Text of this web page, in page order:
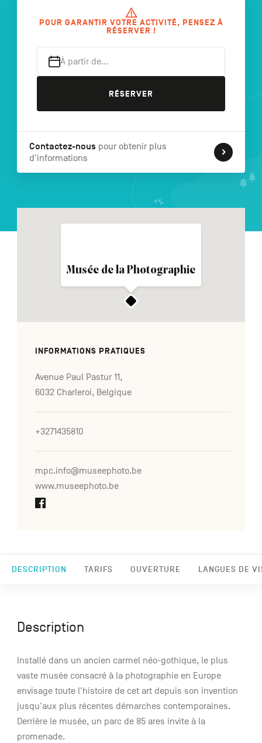
POUR GARANTIR VOTRE ACTIVITÉ, PENSEZ À
RÉSERVER !
À partir de…
RÉSERVER
Contactez-nous pour obtenir plus
d'informations
DESCRIPTION TARIFS OUVERTURE LANGUES DE
Musée de la Photographie
INFORMATIONS PRATIQUES
Avenue Paul Pastur 11,
6032 Charleroi, Belgique
+3271435810
mpc.info@museephoto.be
www.museephoto.be
Description
Installé dans un ancien carmel néo-gothique, le plus
vaste musée consacré à la photographie en Europe
envisage toute l'histoire de cet art depuis son invention
jusqu'aux plus récentes démarches contemporaines.
Derrière le musée, un parc de 85 ares invite à la
promenade.